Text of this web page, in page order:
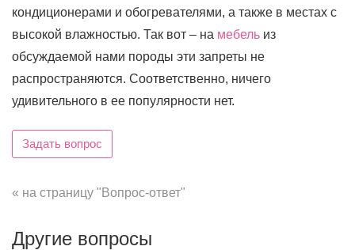
кондиционерами и обогревателями, а также в местах с
высокой влажностью. Так вот – на мебель из
обсуждаемой нами породы эти запреты не
распространяются. Соответственно, ничего
удивительного в ее популярности нет.
Задать вопрос
« на страницу "Вопрос-ответ"
Другие вопросы